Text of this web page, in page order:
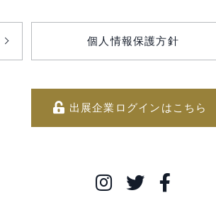
個人情報保護方針
出展企業ログインはこちら